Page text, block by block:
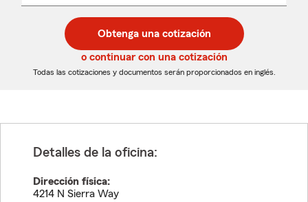
desplegable
de
5
dígitos
de
5
dígitos
Obtenga una cotización
o continuar con una cotización
Todas las cotizaciones y documentos serán proporcionados en inglés.
Detalles de la oficina:
Dirección física:
4214 N Sierra Way